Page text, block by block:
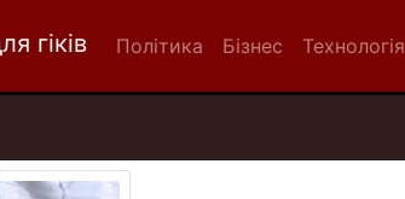
гіків Політика Бізнес Технологія